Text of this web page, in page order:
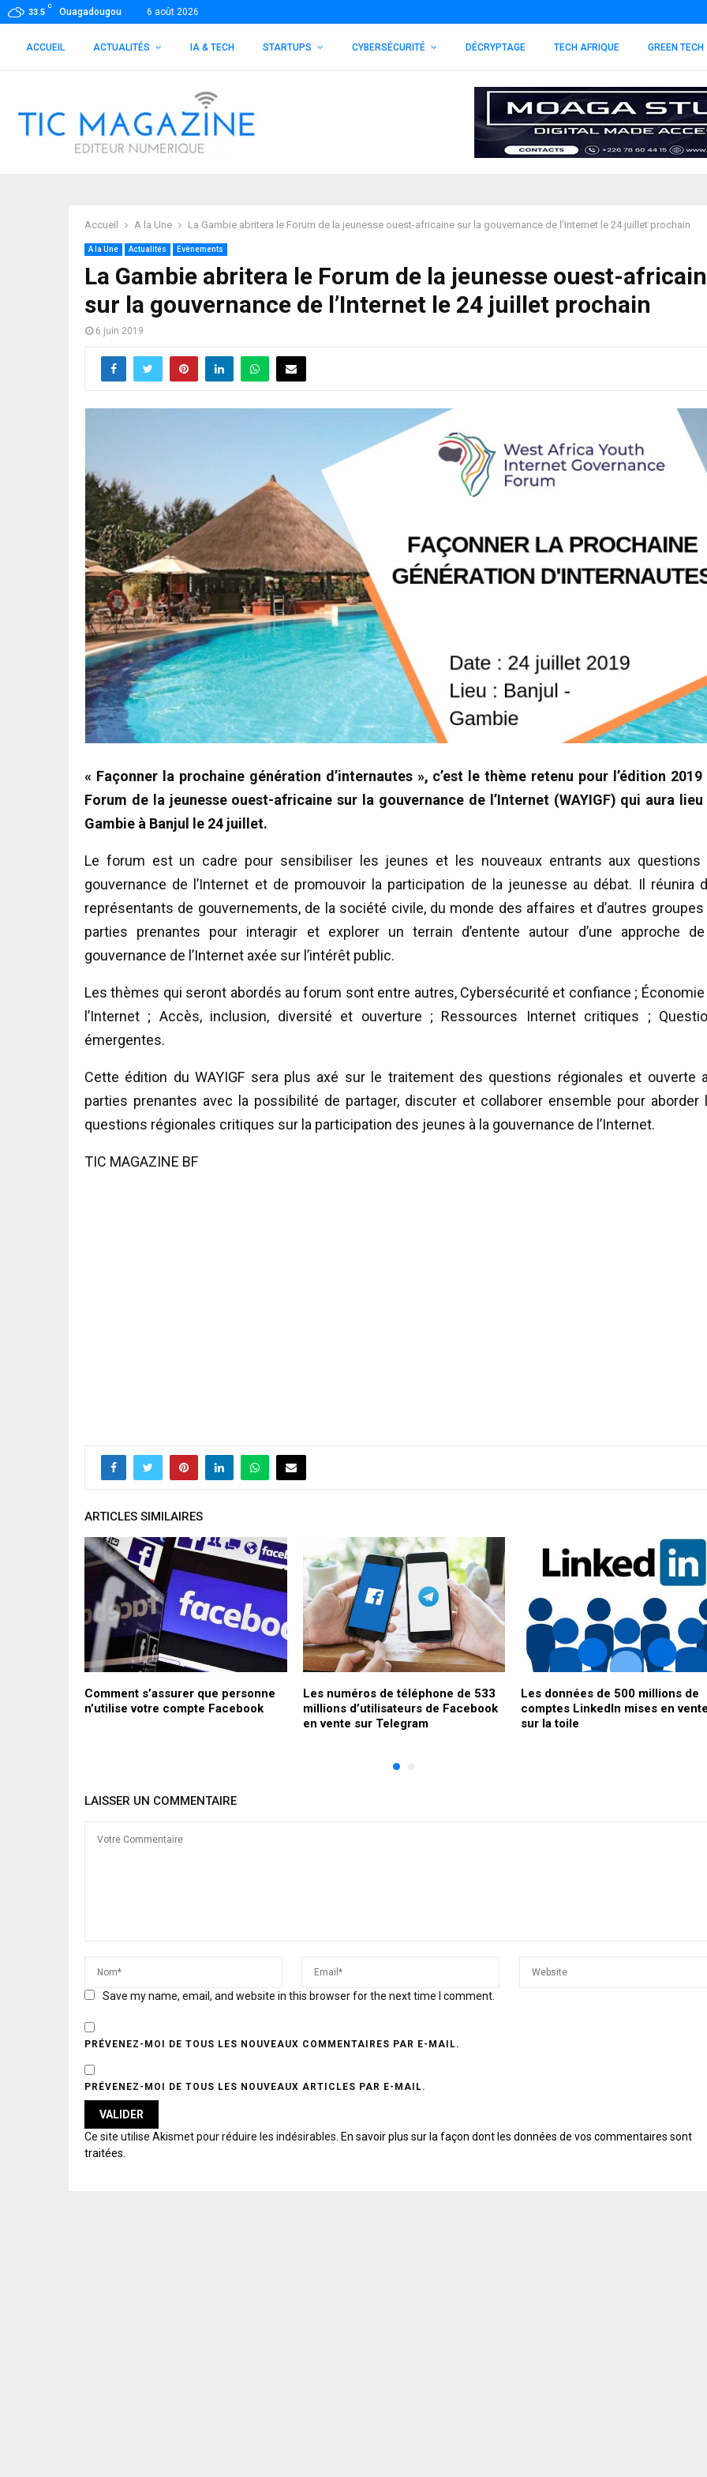
33.5
C
Ouagadougou 6 août 2026
ACCUEIL ACTUALITÉS IA & TECH STARTUPS CYBERSÉCURITÉ DÉCRYPTAGE TECH AFRIQUE GREEN TECH
Accueil A la Une La Gambie abritera le Forum de la jeunesse ouest-africaine sur la gouvernance de l’Internet le 24 juillet prochain
A la Une Actualités Evènements
La Gambie abritera le Forum de la jeunesse ouest-
sur la gouvernance de l’Internet le 24 juillet prochain
6 juin 2019
« Façonner la prochaine génération d’internautes », c’est le thème retenu pour l’édition 2019
Forum de la jeunesse ouest-africaine sur la gouvernance de l’Internet (WAYIGF) qui aura lieu
Gambie à Banjul le 24 juillet.
Le forum est un cadre pour sensibiliser les jeunes et les nouveaux entrants aux questions
gouvernance de l’Internet et de promouvoir la participation de la jeunesse au débat. Il réunira
représentants de gouvernements, de la société civile, du monde des affaires et d’autres groupes
parties prenantes pour interagir et explorer un terrain d’entente autour d’une approche
gouvernance de l’Internet axée sur l’intérêt public.
Les thèmes qui seront abordés au forum sont entre autres, Cybersécurité et confiance ; Économie
l’Internet ; Accès, inclusion, diversité et ouverture ; Ressources Internet critiques ;
émergentes.
Cette édition du WAYIGF sera plus axé sur le traitement des questions régionales et ouverte
parties prenantes avec la possibilité de partager, discuter et collaborer ensemble pour aborder
questions régionales critiques sur la participation des jeunes à la gouvernance de l’Internet.
TIC MAGAZINE BF
ARTICLES SIMILAIRES
Comment s’assurer que personne
n’utilise votre compte Facebook
Les numéros de téléphone de 533
millions d’utilisateurs de Facebook
en vente sur Telegram
Les données de 500 millions de
comptes LinkedIn mises en vente
sur la toile
LAISSER UN COMMENTAIRE
Save my name, email, and website in this browser for the next time I comment.
PRÉVENEZ-MOI DE TOUS LES NOUVEAUX COMMENTAIRES PAR E-MAIL.
PRÉVENEZ-MOI DE TOUS LES NOUVEAUX ARTICLES PAR E-MAIL.
A
L
Ce site utilise Akismet pour réduire les indésirables. En savoir plus sur la façon dont les données de vos commentaires sont
traitées